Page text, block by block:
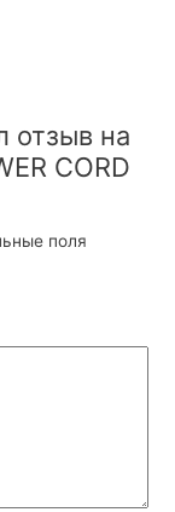
отзыв на
CORD
поля